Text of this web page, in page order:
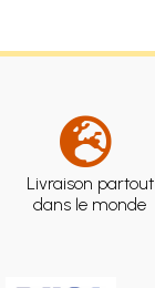
Livraison partout
dans le monde